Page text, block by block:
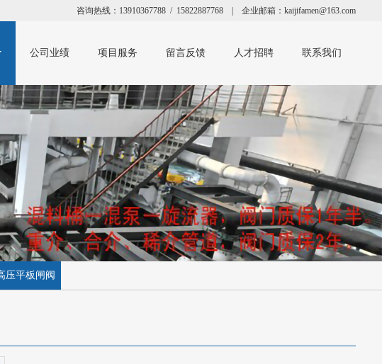
咨询热线：13910367788 / 15822887768 | 企业邮箱：kaijifamen@163.com
公司业绩 项目服务 留言反馈 人才招聘 联系我们
压平板闸阀